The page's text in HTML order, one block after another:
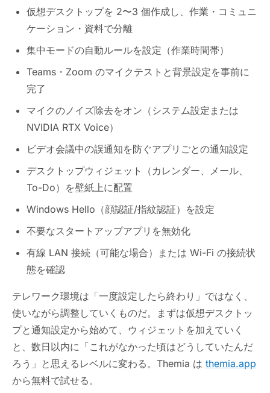
仮想デスクトップを 2〜3 個作成し、作業・コミュニ
ケーション・資料で分離
集中モードの自動ルールを設定（作業時間帯）
Teams・Zoom のマイクテストと背景設定を事前に
完了
マイクのノイズ除去をオン（システム設定または
NVIDIA RTX Voice）
ビデオ会議中の誤通知を防ぐアプリごとの通知設定
デスクトップウィジェット（カレンダー、メール、
To-Do）を壁紙上に配置
Windows Hello（顔認証/指紋認証）を設定
不要なスタートアップアプリを無効化
有線 LAN 接続（可能な場合）または Wi-Fi の接続状
態を確認
テレワーク環境は「一度設定したら終わり」ではなく、
使いながら調整していくものだ。まずは仮想デスクトッ
プと通知設定から始めて、ウィジェットを加えていく
と、数日以内に「これがなかった頃はどうしていたんだ
ろう」と思えるレベルに変わる。Themia は themia.app
から無料で試せる。